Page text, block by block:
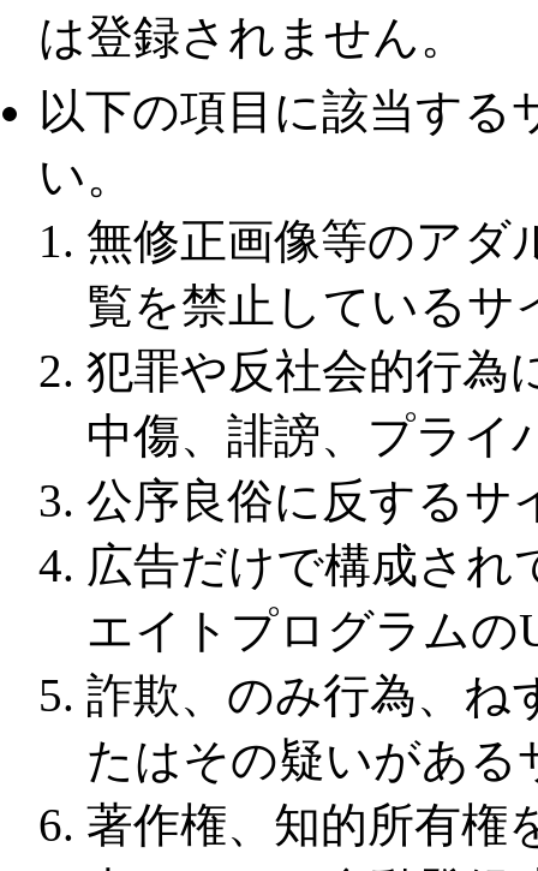
は登録されません。
以下の項目に該当する
い。
無修正画像等のアダ
覧を禁止しているサ
犯罪や反社会的行為
中傷、誹謗、プライ
公序良俗に反するサ
広告だけで構成さ
エイトプログラムの
詐欺、のみ行為、ね
たはその疑いがある
著作権、知的所有権